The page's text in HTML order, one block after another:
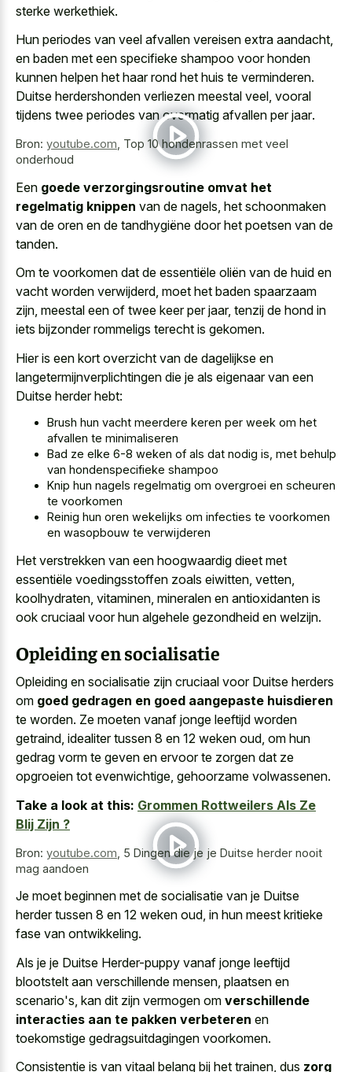
sterke werkethiek.
Hun periodes van veel afvallen vereisen extra aandacht,
en baden met een specifieke shampoo voor honden
kunnen helpen het haar rond het huis te verminderen.
Duitse herdershonden verliezen meestal veel, vooral
tijdens twee periodes van overmatig afvallen per jaar.
Bron: youtube.com, Top 10 hondenrassen met veel
onderhoud
Een goede verzorgingsroutine omvat het
regelmatig knippen van de nagels, het schoonmaken
van de oren en de tandhygiëne door het poetsen van de
tanden.
Om te voorkomen dat de essentiële oliën van de huid en
vacht worden verwijderd, moet het baden spaarzaam
zijn, meestal een of twee keer per jaar, tenzij de hond in
iets bijzonder rommeligs terecht is gekomen.
Hier is een kort overzicht van de dagelijkse en
langetermijnverplichtingen die je als eigenaar van een
Duitse herder hebt:
Brush hun vacht meerdere keren per week om het
afvallen te minimaliseren
Bad ze elke 6-8 weken of als dat nodig is, met behulp
van hondenspecifieke shampoo
Knip hun nagels regelmatig om overgroei en scheuren
te voorkomen
Reinig hun oren wekelijks om infecties te voorkomen
en wasopbouw te verwijderen
Het verstrekken van een hoogwaardig dieet met
essentiële voedingsstoffen zoals eiwitten, vetten,
koolhydraten, vitaminen, mineralen en antioxidanten is
ook cruciaal voor hun algehele gezondheid en welzijn.
Opleiding en socialisatie
Opleiding en socialisatie zijn cruciaal voor Duitse herders
om goed gedragen en goed aangepaste huisdieren
te worden. Ze moeten vanaf jonge leeftijd worden
getraind, idealiter tussen 8 en 12 weken oud, om hun
gedrag vorm te geven en ervoor te zorgen dat ze
opgroeien tot evenwichtige, gehoorzame volwassenen.
Take a look at this: Grommen Rottweilers Als Ze
Blij Zijn ?
Bron: youtube.com 5 Dingen die je je Duitse herder nooit
mag aandoen
Je moet beginnen met de socialisatie van je Duitse
herder tussen 8 en 12 weken oud, in hun meest kritieke
fase van ontwikkeling.
Als je je Duitse Herder-puppy vanaf jonge leeftijd
blootstelt aan verschillende mensen, plaatsen en
scenario's, kan dit zijn vermogen om verschillende
interacties aan te pakken verbeteren en
toekomstige gedragsuitdagingen voorkomen.
Consistentie is van vitaal belang bij het trainen, dus zorg